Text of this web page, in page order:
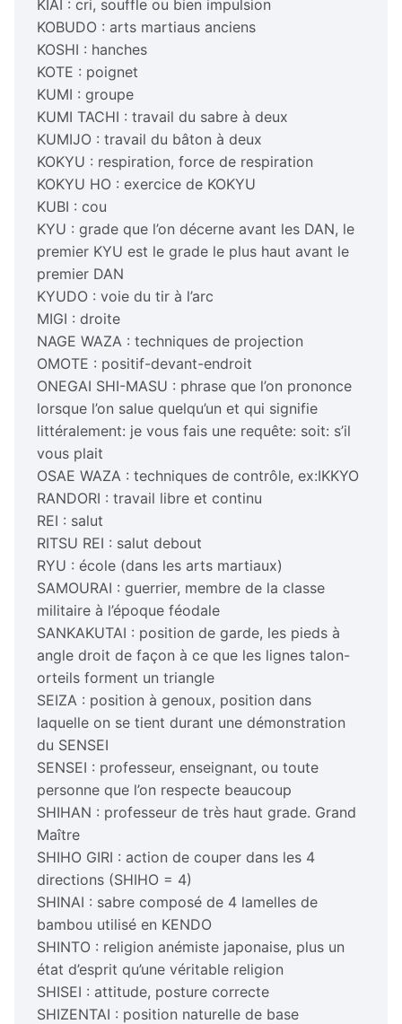
KIAI : cri, souffle ou bien impulsion
KOBUDO : arts martiaus anciens
KOSHI : hanches
KOTE : poignet
KUMI : groupe
KUMI TACHI : travail du sabre à deux
KUMIJO : travail du bâton à deux
KOKYU : respiration, force de respiration
KOKYU HO : exercice de KOKYU
KUBI : cou
KYU : grade que l’on décerne avant les DAN, le
premier KYU est le grade le plus haut avant le
premier DAN
KYUDO : voie du tir à l’arc
MIGI : droite
NAGE WAZA : techniques de projection
OMOTE : positif-devant-endroit
ONEGAI SHI-MASU : phrase que l’on prononce
lorsque l’on salue quelqu’un et qui signifie
littéralement: je vous fais une requête: soit: s’il
vous plait
OSAE WAZA : techniques de contrôle, ex:IKKYO
RANDORI : travail libre et continu
REI : salut
RITSU REI : salut debout
RYU : école (dans les arts martiaux)
SAMOURAI : guerrier, membre de la classe
militaire à l’époque féodale
SANKAKUTAI : position de garde, les pieds à
angle droit de façon à ce que les lignes talon-
orteils forment un triangle
SEIZA : position à genoux, position dans
laquelle on se tient durant une démonstration
du SENSEI
SENSEI : professeur, enseignant, ou toute
personne que l’on respecte beaucoup
SHIHAN : professeur de très haut grade. Grand
Maître
SHIHO GIRI : action de couper dans les 4
directions (SHIHO = 4)
SHINAI : sabre composé de 4 lamelles de
bambou utilisé en KENDO
SHINTO : religion anémiste japonaise, plus un
état d’esprit qu’une véritable religion
SHISEI : attitude, posture correcte
SHIZENTAI : position naturelle de base